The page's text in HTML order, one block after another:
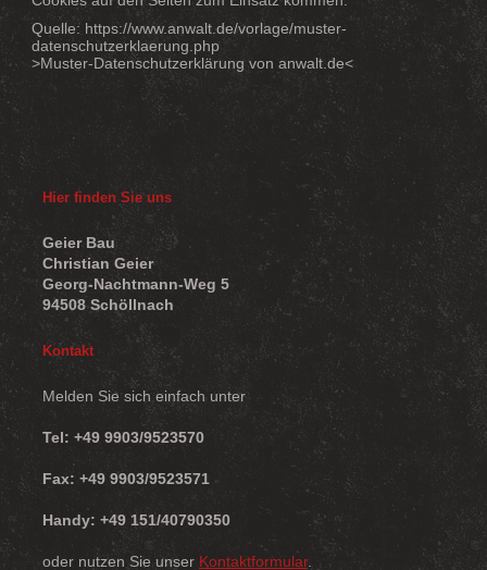
Quelle: https://www.anwalt.de/vorlage/muster-
datenschutzerklaerung.php
>Muster-Datenschutzerklärung von anwalt.de<
Hier finden Sie uns
Geier Bau
Christian Geier
Georg-Nachtmann-Weg 5
94508 Schöllnach
Kontakt
Melden Sie sich einfach unter
Tel: +49 9903/9523570
Fax: +49 9903/9523571
Handy: +49 151/40790350
oder nutzen Sie unser Kontaktformular.